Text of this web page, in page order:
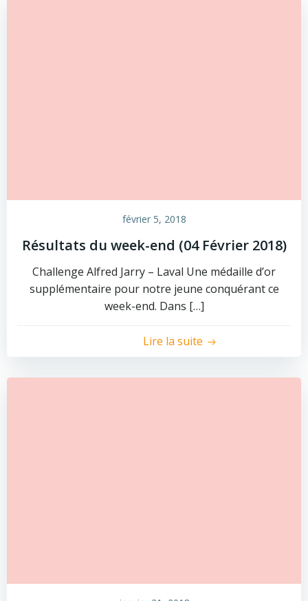
février 5, 2018
Résultats du week-end (04 Février 2018)
Challenge Alfred Jarry – Laval Une médaille d’or
supplémentaire pour notre jeune conquérant ce
week-end. Dans […]
Lire la suite